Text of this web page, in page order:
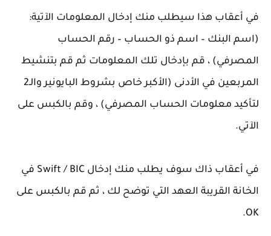
في أعقاب هذا سيطلب منك إدخال المعلومات الآتية:
(اسم البنك – اسم ذو الحساب – رقم الحساب
المصرفي) ، قم بإدخال تلك المعلومات ثم قم بتنشيط
المربعين في الأدنى (الأكبر خاص بشروط البايونير والـ2
لتأكيد معلومات الحساب المصرفي) ، وقم بالكبس على
الآتي.
في أعقاب ذاك سوف يطلب منك إدخال Swift / BIC في
الخانة القريبة العهد التي توضح لك ، ثم قم بالكبس على
OK.